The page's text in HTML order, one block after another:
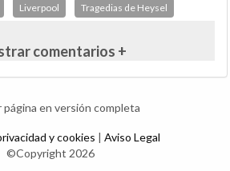
Liverpool Tragedias de Heysel
comentarios +
en versión completa
y cookies | Aviso Legal
©Copyright 2026